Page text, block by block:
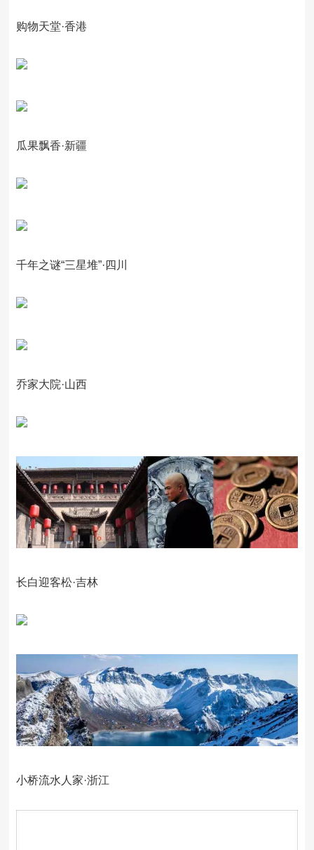
购物天堂·香港
瓜果飘香·新疆
千年之谜“三星堆”·四川
乔家大院·山西
长白迎客松·吉林
小桥流水人家·浙江